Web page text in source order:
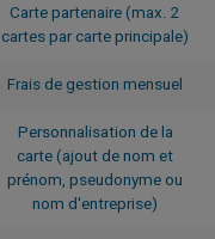
Carte partenaire (max. 2
cartes par carte principale)
Frais de gestion mensuel
Personnalisation de la
carte (ajout de nom et
prénom, pseudonyme ou
nom d'entreprise)